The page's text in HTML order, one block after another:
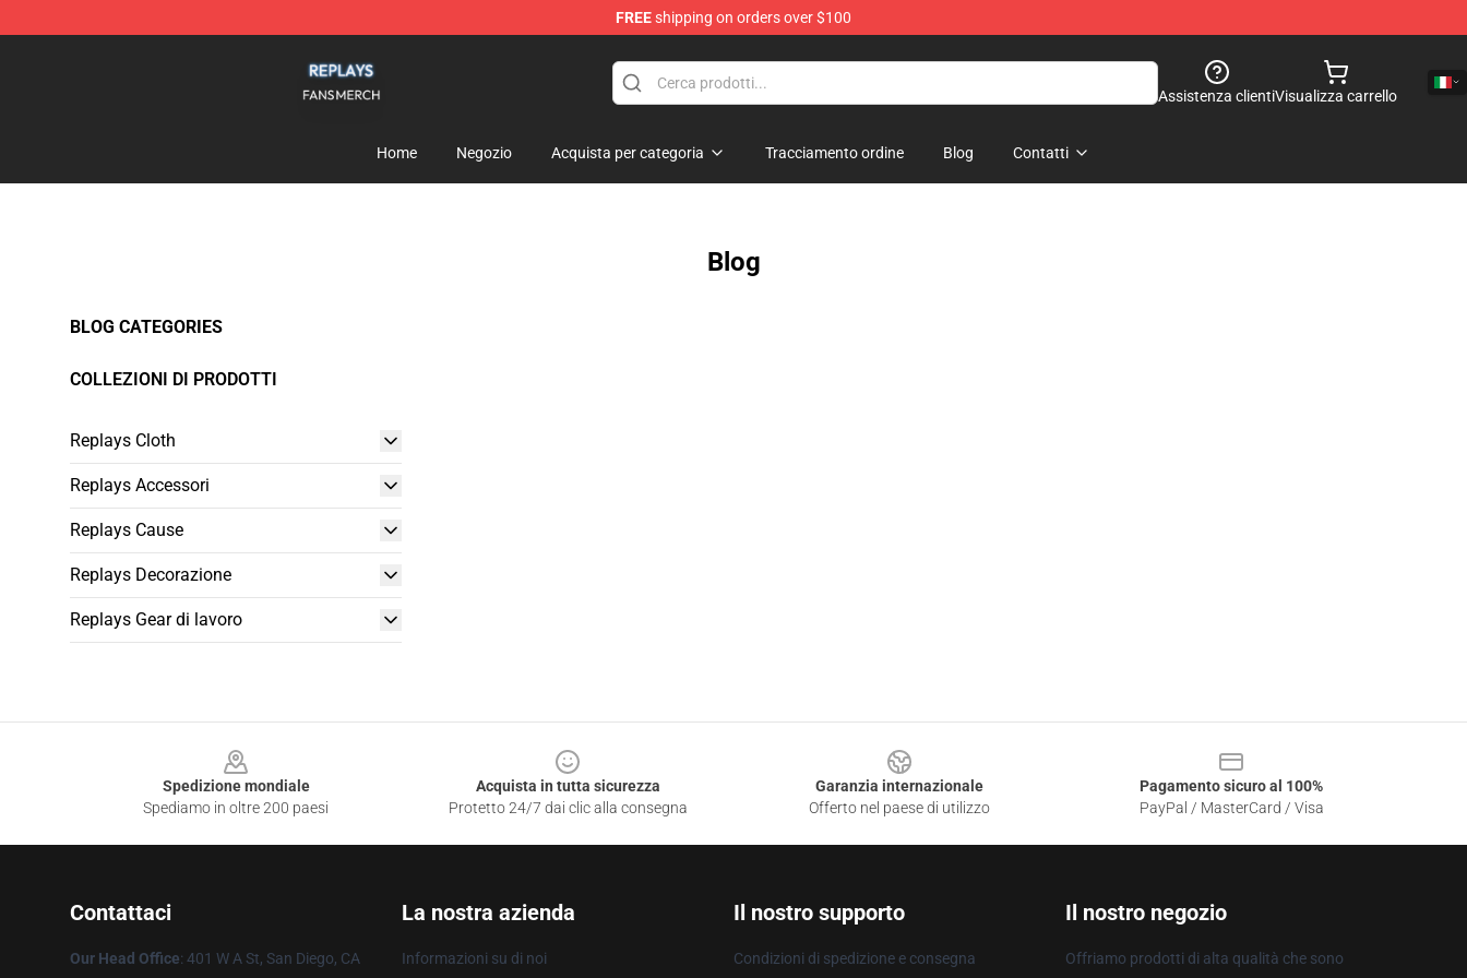
FREEshipping on orders over $100
Assistenza clientiVisualizza carrello
Home Negozio Acquista per categoria Tracciamento ordine Blog Contatti
Blog
BLOG CATEGORIES
COLLEZIONI DI PRODOTTI
Replays Cloth
Replays Accessori
Replays Cause
Replays Decorazione
Replays Gear di lavoro
Spedizione mondiale
Spediamo in oltre 200 paesi
Acquista in tutta sicurezza
Protetto 24/7 dai clic alla consegna
Garanzia internazionale
Offerto nel paese di utilizzo
Pagamento sicuro al 100%
PayPal / MasterCard / Visa
Contattaci
Our Head Office: 401 W A St, San Diego, CA
La nostra azienda
Informazioni su di noi
Il nostro supporto
Condizioni di spedizione e consegna
Il nostro negozio
Offriamo prodotti di alta qualità che sono